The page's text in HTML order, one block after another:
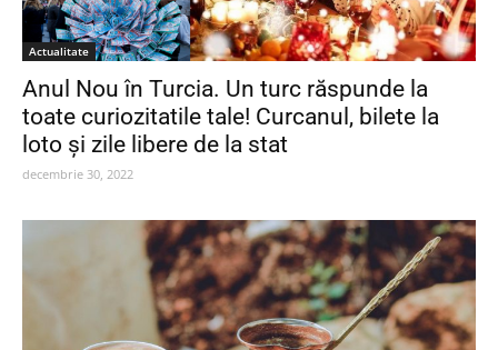
Actualitate
Anul Nou în Turcia. Un turc răspunde la
toate curiozitatile tale! Curcanul, bilete la
loto și zile libere de la stat
decembrie 30, 2022